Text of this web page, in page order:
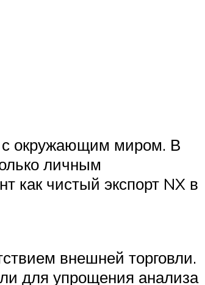
с окружающим миром. В
личным
как чистый экспорт NX в
внешней торговли.
для упрощения анализа